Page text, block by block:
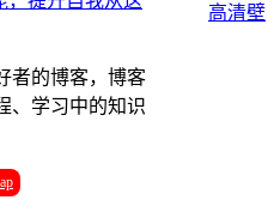
高清壁
者的博客，博客
、学习中的知识